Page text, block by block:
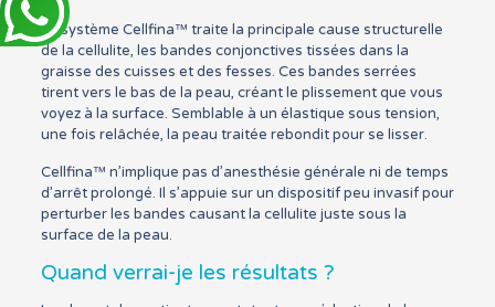
Le système Cellfina™ traite la principale cause structurelle
de la cellulite, les bandes conjonctives tissées dans la
graisse des cuisses et des fesses. Ces bandes serrées
tirent vers le bas de la peau, créant le plissement que vous
voyez à la surface. Semblable à un élastique sous tension,
une fois relâchée, la peau traitée rebondit pour se lisser.
Cellfina™ n’implique pas d’anesthésie générale ni de temps
d’arrêt prolongé. Il s’appuie sur un dispositif peu invasif pour
perturber les bandes causant la cellulite juste sous la
surface de la peau.
Quand verrai-je les résultats ?